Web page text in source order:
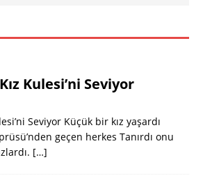
Kulesi’ni Seviyor
Seviyor Küçük bir kız yaşardı
geçen herkes Tanırdı onu
[…]